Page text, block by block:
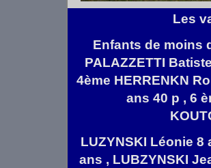
Les
Enfants de moins
PALAZZETTI
4ème HERRENKN
ans 40 p , 6
LUZYNSKI Léonie 8
ans , LUBZYNSKI